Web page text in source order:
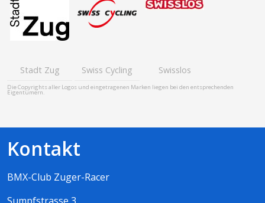
Stadt Zug Swiss Cycling Swisslos
Die Copyrights aller Logos und eingetragenen Marken liegen bei den entsprechenden
Eigentümern.
Kontakt
BMX-Club Zuger-Racer
Sumpfstrasse 3